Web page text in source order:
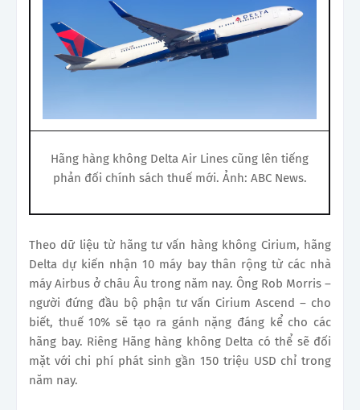
Hãng hàng không Delta Air Lines cũng lên tiếng
phản đối chính sách thuế mới. Ảnh: ABC News.
Theo dữ liệu từ hãng tư vấn hàng không Cirium, hãng
Delta dự kiến nhận 10 máy bay thân rộng từ các nhà
máy Airbus ở châu Âu trong năm nay. Ông Rob Morris –
người đứng đầu bộ phận tư vấn Cirium Ascend – cho
biết, thuế 10% sẽ tạo ra gánh nặng đáng kể cho các
hãng bay. Riêng Hãng hàng không Delta có thể sẽ đối
mặt với chi phí phát sinh gần 150 triệu USD chỉ trong
năm nay.